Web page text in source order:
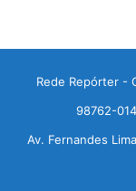
Rede Repórter -
98762-
Av. Fernandes